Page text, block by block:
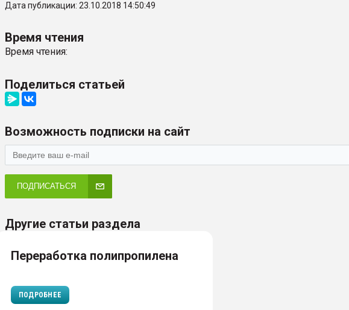
Дата публикации: 23.10.2018 14:50:49
Время чтения
Время чтения:
Поделиться статьей
Возможность подписки на сайт
ПОДПИСАТЬСЯ
Другие статьи раздела
Переработка полипропилена
ПОДРОБНЕЕ